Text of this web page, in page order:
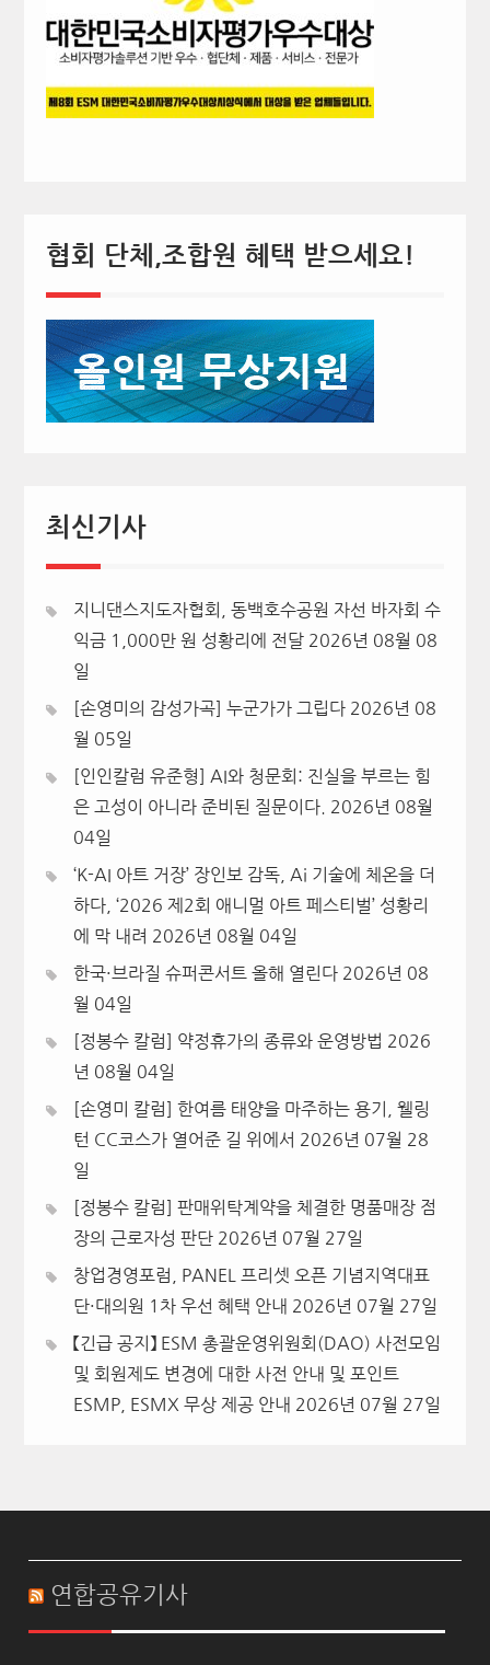
협회 단체,조합원 혜택 받으세요!
최신기사
지니댄스지도자협회, 동백호수공원 자선 바자회 수
익금 1,000만 원 성황리에 전달 2026년 08월 08
일
[손영미의 감성가곡] 누군가가 그립다 2026년 08
월 05일
[인인칼럼 유준형] AI와 청문회: 진실을 부르는 힘
은 고성이 아니라 준비된 질문이다.
2026년 08월
04일
‘K-AI 아트 거장’ 장인보 감독, Ai 기술에 체온을 더
하다, ‘2026 제2회 애니멀 아트 페스티벌’ 성황리
에 막 내려 2026년 08월 04일
한국·브라질 슈퍼콘서트 올해 열린다 2026년 08
월 04일
[정봉수 칼럼] 약정휴가의 종류와 운영방법 2026
년 08월 04일
[손영미 칼럼] 한여름 태양을 마주하는 용기, 웰링
턴 CC코스가 열어준 길 위에서 2026년 07월 28
일
[정봉수 칼럼] 판매위탁계약을 체결한 명품매장 점
장의 근로자성 판단 2026년 07월 27일
창업경영포럼, PANEL 프리셋 오픈 기념지역대표
단·대의원 1차 우선 혜택 안내 2026년 07월 27일
【긴급 공지】 ESM 총괄운영위원회(DAO) 사전모임
및 회원제도 변경에 대한 사전 안내 및 포인트
ESMP, ESMX 무상 제공 안내 2026년 07월 27일
연합공유기사